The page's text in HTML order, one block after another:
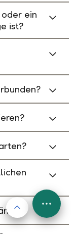
ein
ist?
Nach oben
FAB
Menu